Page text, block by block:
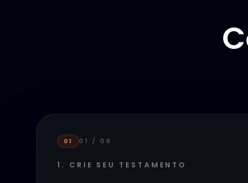
01 01 / 06
1. CRIE SEU TESTAMENTO